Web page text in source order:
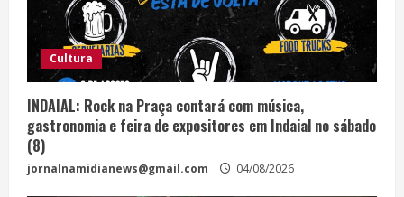
Cultura
INDAIAL: Rock na Praça contará com música,
gastronomia e feira de expositores em Indaial no sábado
(8)
jornalnamidianews@gmail.com 04/08/2026